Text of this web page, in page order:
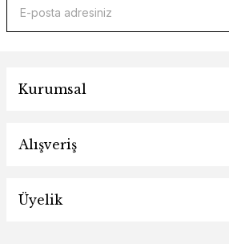
Kurumsal
Alışveriş
Üyelik